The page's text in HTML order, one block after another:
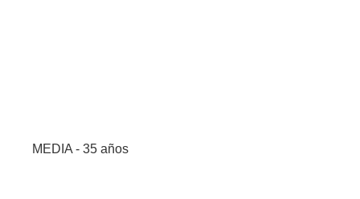
MEDIA - 35 años